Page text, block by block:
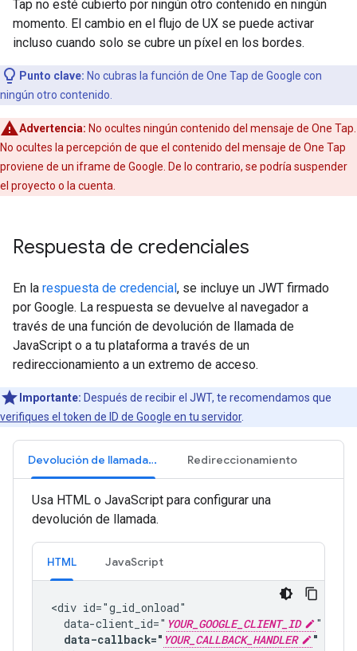
Tap no esté cubierto por ningún otro contenido en ningún
momento. El cambio en el flujo de UX se puede activar
incluso cuando solo se cubre un píxel en los bordes.
Punto clave: No cubras la función de One Tap de Google con
ningún otro contenido.
Advertencia: No ocultes ningún contenido del mensaje de One Tap.
No ocultes la percepción de que el contenido del mensaje de One Tap
proviene de un iframe de Google. De lo contrario, se podría suspender
el proyecto o la cuenta.
Respuesta de credenciales
En la respuesta de credencial, se incluye un JWT firmado
por Google. La respuesta se devuelve al navegador a
través de una función de devolución de llamada de
JavaScript o a tu plataforma a través de un
redireccionamiento a un extremo de acceso.
Importante: Después de recibir el JWT, te recomendamos que
verifiques el token de ID de Google en tu servidor.
Devolución de llamada de JS Redireccionamiento
Usa HTML o JavaScript para configurar una
devolución de llamada.
HTML JavaScript
<div id="g_id_onload"
  data-client_id="
YOUR_GOOGLE_CLIENT_ID
"
data-callback=" YOUR_CALLBACK_HANDLER
"